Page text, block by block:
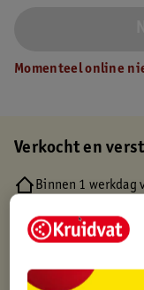
Momenteel online
Verkocht en
Binnen 1 werkdag
Gratis retourneren